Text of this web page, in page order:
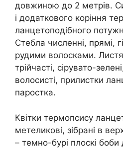
довжиною до 2 метрів.
і додаткового коріння
ланцетоподібного
Стебла численні, прямі,
рудими волосками. Листя
трійчасті, сірувато-
волосисті, прилистки
паростка.
Квітки термопсису
метеликові, зібрані в
– темно-бурі плоскі